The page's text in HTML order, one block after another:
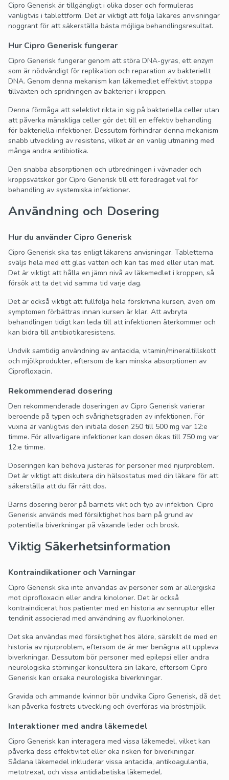
Cipro Generisk är tillgängligt i olika doser och formuleras
vanligtvis i tablettform. Det är viktigt att följa läkares anvisningar
noggrant för att säkerställa bästa möjliga behandlingsresultat.
Hur Cipro Generisk fungerar
Cipro Generisk fungerar genom att störa DNA-gyras, ett enzym
som är nödvändigt för replikation och reparation av bakteriellt
DNA. Genom denna mekanism kan läkemedlet effektivt stoppa
tillväxten och spridningen av bakterier i kroppen.
Denna förmåga att selektivt rikta in sig på bakteriella celler utan
att påverka mänskliga celler gör det till en effektiv behandling
för bakteriella infektioner. Dessutom förhindrar denna mekanism
snabb utveckling av resistens, vilket är en vanlig utmaning med
många andra antibiotika.
Den snabba absorptionen och utbredningen i vävnader och
kroppsvätskor gör Cipro Generisk till ett föredraget val för
behandling av systemiska infektioner.
Användning och Dosering
Hur du använder Cipro Generisk
Cipro Generisk ska tas enligt läkarens anvisningar. Tabletterna
sväljs hela med ett glas vatten och kan tas med eller utan mat.
Det är viktigt att hålla en jämn nivå av läkemedlet i kroppen, så
försök att ta det vid samma tid varje dag.
Det är också viktigt att fullfölja hela förskrivna kursen, även om
symptomen förbättras innan kursen är klar. Att avbryta
behandlingen tidigt kan leda till att infektionen återkommer och
kan bidra till antibiotikaresistens.
Undvik samtidig användning av antacida, vitamin/mineraltillskott
och mjölkprodukter, eftersom de kan minska absorptionen av
Ciprofloxacin.
Rekommenderad dosering
Den rekommenderade doseringen av Cipro Generisk varierar
beroende på typen och svårighetsgraden av infektionen. För
vuxna är vanligtvis den initiala dosen 250 till 500 mg var 12:e
timme. För allvarligare infektioner kan dosen ökas till 750 mg var
12:e timme.
Doseringen kan behöva justeras för personer med njurproblem.
Det är viktigt att diskutera din hälsostatus med din läkare för att
säkerställa att du får rätt dos.
Barns dosering beror på barnets vikt och typ av infektion. Cipro
Generisk används med försiktighet hos barn på grund av
potentiella biverkningar på växande leder och brosk.
Viktig Säkerhetsinformation
Kontraindikationer och Varningar
Cipro Generisk ska inte användas av personer som är allergiska
mot ciprofloxacin eller andra kinoloner. Det är också
kontraindicerat hos patienter med en historia av senruptur eller
tendinit associerad med användning av fluorkinoloner.
Det ska användas med försiktighet hos äldre, särskilt de med en
historia av njurproblem, eftersom de är mer benägna att uppleva
biverkningar. Dessutom bör personer med epilepsi eller andra
neurologiska störningar konsultera sin läkare, eftersom Cipro
Generisk kan orsaka neurologiska biverkningar.
Gravida och ammande kvinnor bör undvika Cipro Generisk, då det
kan påverka fostrets utveckling och överföras via bröstmjölk.
Interaktioner med andra läkemedel
Cipro Generisk kan interagera med vissa läkemedel, vilket kan
påverka dess effektivitet eller öka risken för biverkningar.
Sådana läkemedel inkluderar vissa antacida, antikoagulantia,
metotrexat, och vissa antidiabetiska läkemedel.